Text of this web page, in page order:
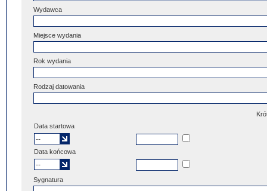
Wydawca
Miejsce wydania
Rok wydania
Rodzaj datowania
Data startowa
Data końcowa
Sygnatura